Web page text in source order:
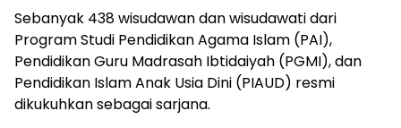
Sebanyak 438 wisudawan dan wisudawati dari
Program Studi Pendidikan Agama Islam (PAI),
Pendidikan Guru Madrasah Ibtidaiyah (PGMI), dan
Pendidikan Islam Anak Usia Dini (PIAUD) resmi
dikukuhkan sebagai sarjana.